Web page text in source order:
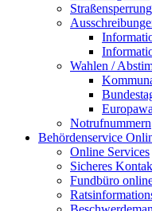
Wahlen /
Notrufnummern
Behördenservice
Online Services
Sicheres
Fundbüro